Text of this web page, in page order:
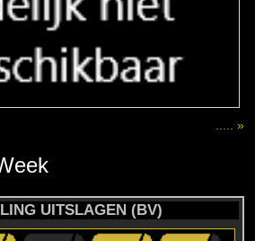
..... »
UITSLAGEN (BV)